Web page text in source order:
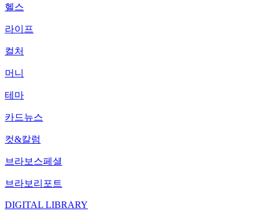
헬스
라이프
컬처
머니
테마
카드뉴스
컷&칼럼
브라보스페셜
브라보리포트
DIGITAL LIBRARY